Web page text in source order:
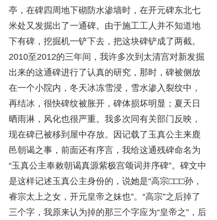
亭，在碑四周地下砌防水渗墙时，在开元碑东北七
米处又发掘出了一通碑。由于施工工人并不知道地
下有碑，挖掘机一铲下去，把这块碑铲成了两截。
2010至2012的三年间，我许多次到太清宫对新发掘
出来的这通碑进行了认真的研究，那时，碑被侧放
在一个小院内，冬天冰冻雪浸，雪水渗入裂纹中，
再结冰，很快碑纹被胀开，碑体损坏明显；夏天日
晒雨淋，风化也很严重。我多次同有关部门反映，
现在碑已被移到屋中存放。因记载了玉真公主来鹿
邑朝谒之事，前面还有序言，我给这通残碑命名为
“玉真公主奉敕朝谒真源紫极宫颂词并序碑”。碑文中
是这样记述玉真公主身份的，说她是“高宗□□□孙，
睿宗太上之女，开元皇帝之妹也”。“高宗”之后掉了
三个字，我原来认为掉的那三个字应为“皇帝之”，后